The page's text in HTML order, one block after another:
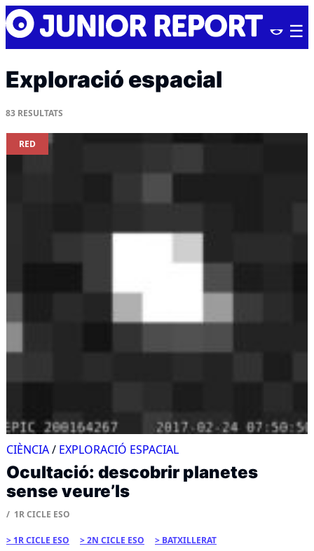
Skip
to
content
Junior
Report
Exploració espacial
83 RESULTATS
RED
CIÈNCIA/ EXPLORACIÓ ESPACIAL
Ocultació: descobrir planetes
sense veure’ls
1R CICLE ESO
1R CICLE ESO 2N CICLE ESO BATXILLERAT